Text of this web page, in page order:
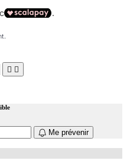
 
Me prévenir